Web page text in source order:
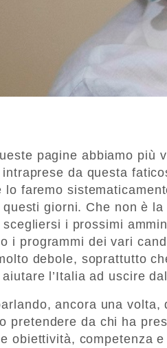
pagine abbiamo più
da questa
lo faremo
questi giorni. Che non è
i prossimi
i programmi dei vari
debole, soprattutto
l’Italia ad uscire
ancora una
pretendere da chi ha
obiettività, competenza